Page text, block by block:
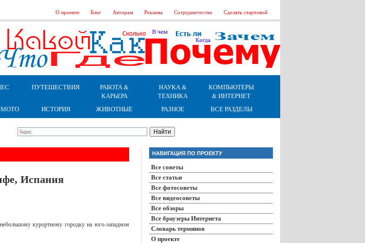
О проекте Блог Авторам Реклама Сотрудничество Сделать стартовой
ПУТЕШЕСТВИЯ
РАБОТА &
КАРЬЕРА
НАУКА &
ТЕХНИКА
КОМПЬЮТЕРЫ
& ИНТЕРНЕТ
МОТО ИСТОРИЯ ЖИВОТНЫЕ РАЗНОЕ ВСЕ РАЗДЕЛЫ
Испания
курортному городку на юго-западном
НАВИГАЦИЯ ПО ПРОЕКТУ
Все советы
Все статьи
Все фотосоветы
Все видеосоветы
Все обзоры
Все браузеры Интернета
Словарь терминов
О проекте